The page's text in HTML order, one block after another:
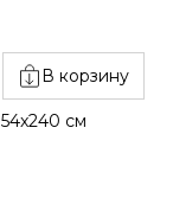
В корзину